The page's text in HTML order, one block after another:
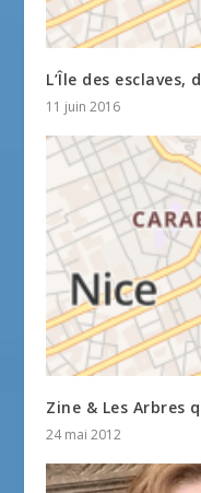
L’Île des esclaves,
11 juin 2016
Zine & Les Arbres
24 mai 2012